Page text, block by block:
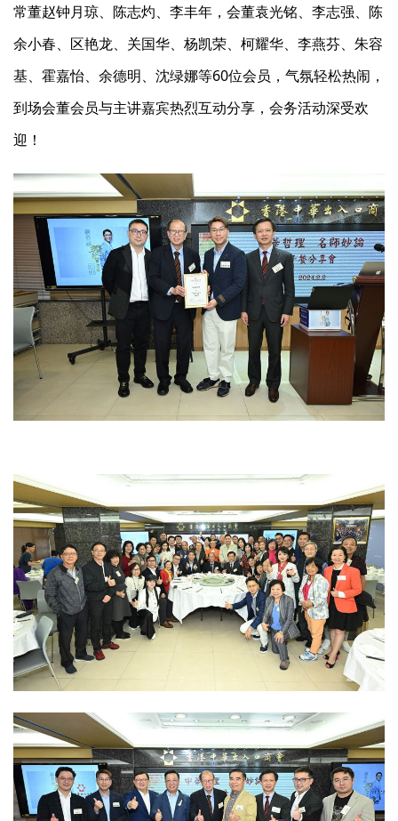
常董赵钟月琼、陈志灼、李丰年，会董袁光铭、李志强、陈
余小春、区艳龙、关国华、杨凯荣、柯耀华、李燕芬、朱容
基、霍嘉怡、余德明、沈绿娜等60位会员，气氛轻松热闹，
到场会董会员与主讲嘉宾热烈互动分享，会务活动深受欢
迎！